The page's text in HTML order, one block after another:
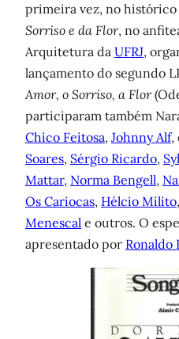
primeira vez, no histórico
Sorriso e da Flor, no
Arquitetura da UFRJ,
lançamento do segundo
Amor, o Sorriso, a Flor
participaram também
Chico Feitosa, Johnny Alf,
Soares, Sérgio Ricardo,
Mattar, Norma Bengell,
Os Cariocas, Hélcio Milito,
Menescal e outros. O
apresentado por Ronaldo